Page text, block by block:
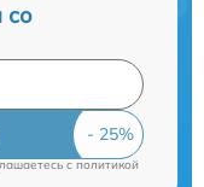
со
c политикой